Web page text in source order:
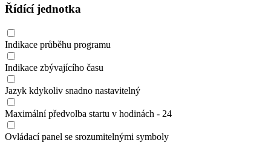
Řídící jednotka
Indikace průběhu programu
Indikace zbývajícího času
Jazyk kdykoliv snadno nastavitelný
Maximální předvolba startu v hodinách - 24
Ovládací panel se srozumitelnými symboly